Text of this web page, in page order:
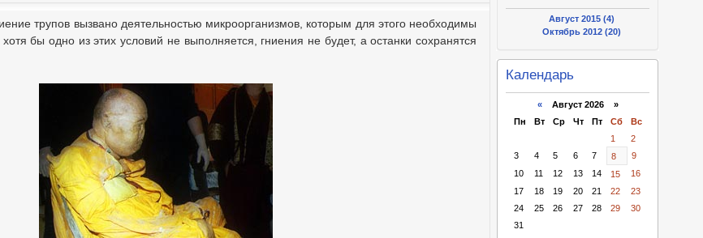
Август 2015 (4)
Октябрь 2012 (20)
Календарь
«Август 2026 »
Пн
Вт Ср Чт Пт Сб
Вс
1
2
3
4 5 6 7 8
9
10
11 12 13 14 15
16
17
18 19 20 21 22
23
24
25 26 27 28 29
30
31
трупов вызвано деятельностью микроорганизмов, которым для этого необходимы
бы одно из этих условий не выполняется, гниения не будет, а останки сохранятся